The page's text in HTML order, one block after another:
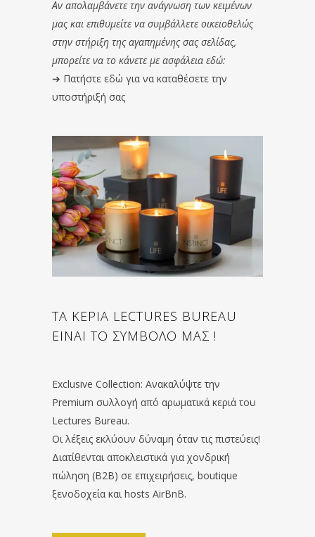
Αν απολαμβάνετε την ανάγνωση των κειμένων
μας και επιθυμείτε να συμβάλλετε οικειοθελώς
στην στήριξη της αγαπημένης σας σελίδας,
μπορείτε να το κάνετε με ασφάλεια εδώ:
➔ Πατήστε εδώ για να καταθέσετε την
υποστήριξή σας
ΤΑ ΚΕΡΙΑ LECTURES BUREAU
ΕΙΝΑΙ ΤΟ ΣΥΜΒΟΛΟ ΜΑΣ !
Exclusive Collection: Ανακαλύψτε την
Premium συλλογή από αρωματικά κεριά του
Lectures Bureau.
Οι λέξεις εκλύουν δύναμη όταν τις πιστεύεις!
Διατίθενται αποκλειστικά για χονδρική
πώληση (B2B) σε επιχειρήσεις, boutique
ξενοδοχεία και hosts AirBnB.